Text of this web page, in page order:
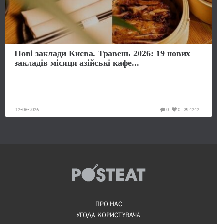
Нові заклади Києва. Травень 2026: 19 нових
закладів місяця азійські кафе...
12-06-2026 4242
0
0
ПРО НАС
УГОДА КОРИСТУВАЧА